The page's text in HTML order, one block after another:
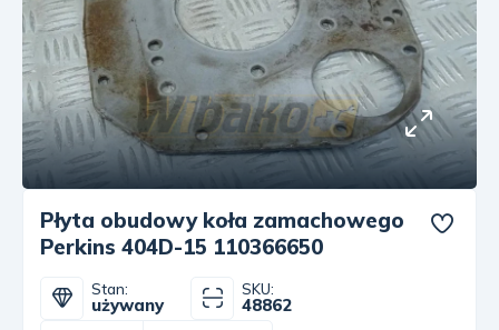
Płyta obudowy koła zamachowego
Perkins 404D-15 110366650
Stan:
używany
SKU:
48862